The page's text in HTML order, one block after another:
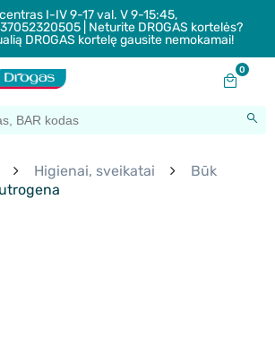
I-IV 9-17 val. V 9-15:45,
| Neturite DROGAS kortelės?
DROGAS kortelę gausite nemokamai!
0
Higienai, sveikatai
Būk